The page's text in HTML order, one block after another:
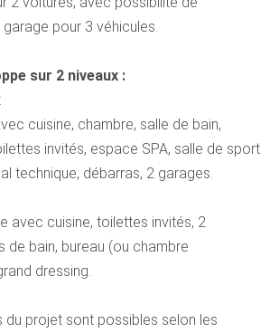
pour 3 véhicules.
sur 2 niveaux :
cuisine, chambre, salle de bain,
invités, espace SPA, salle de sport
technique, débarras, 2 garages.
avec cuisine, toilettes invités, 2
de bain, bureau (ou chambre
dressing.
du projet sont possibles selon les